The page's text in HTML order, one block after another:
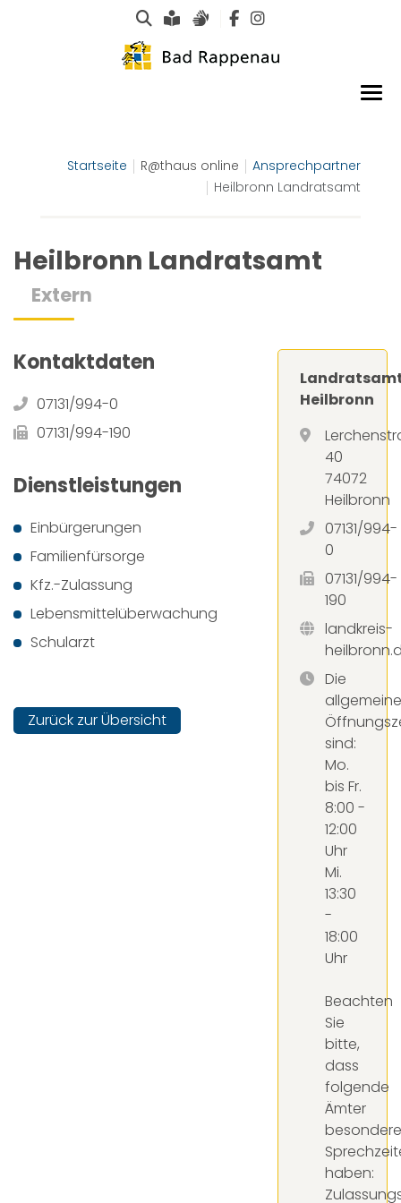
Suche
Leichte Sprache
Gebärdensprachen
Startseite R@thaus online
Ansprechpartner
Heilbronn Landratsamt
Heilbronn Landratsamt
Extern
Kontaktdaten
07131/994-0
07131/994-190
Dienstleistungen
Einbürgerungen
Familienfürsorge
Kfz.-Zulassung
Lebensmittelüberwachung
Schularzt
Zurück zur Übersicht
Heilbronn
40
74072
Heilbronn
07131/994-
0
07131/994-
190
landkreis-
Die
sind:
Mo.
bis Fr.
8:00 -
12:00
Uhr
Mi.
13:30
-
18:00
Uhr
Beachten
Sie
bitte,
dass
folgende
Ämter
besondere
haben: